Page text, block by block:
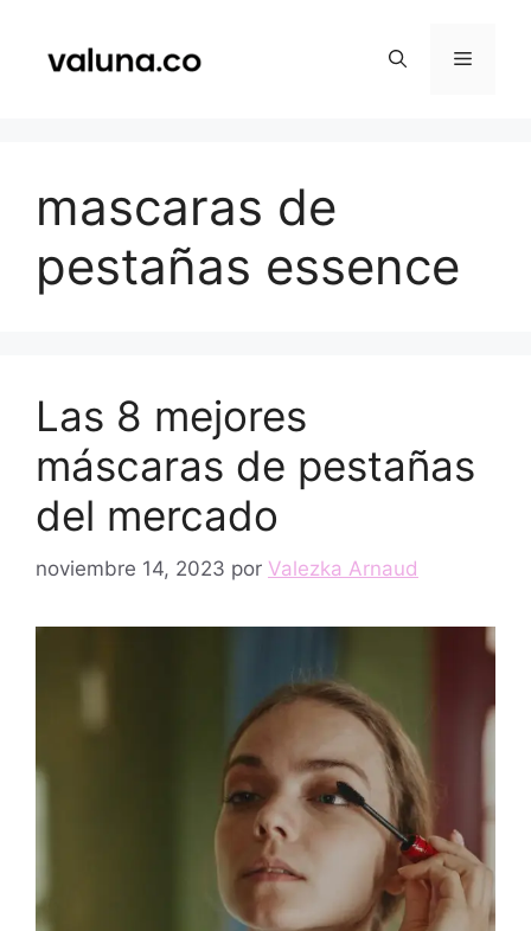
contenido
Menú
mascaras de
pestañas essence
Las 8 mejores
máscaras de pestañas
del mercado
noviembre 14, 2023 por Valezka Arnaud